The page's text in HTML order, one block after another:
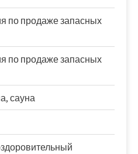
по продаже запасных
по продаже запасных
сауна